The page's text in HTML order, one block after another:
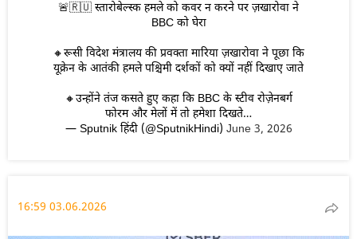
🚨🇷🇺 स्तारोबेल्स्क हमले को कवर न करने पर ज़खारोवा ने
BBC को घेरा
🔸रूसी विदेश मंत्रालय की प्रवक्ता मारिया ज़खारोवा ने पूछा कि
यूक्रेन के आतंकी हमले पश्चिमी दर्शकों को क्यों नहीं दिखाए जाते
🔸उन्होंने तंज कसते हुए कहा कि BBC के स्टीव रोज़ेनबर्ग
फोरम और मेलों में तो हमेशा दिखते…
— Sputnik हिंदी (@SputnikHindi) June 3, 2026
16:59 03.06.2026